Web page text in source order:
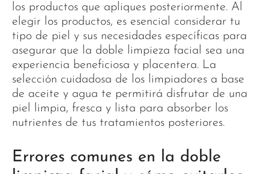
los productos que apliques posteriormente. Al
elegir los productos, es esencial considerar tu
tipo de piel y sus necesidades específicas para
asegurar que la doble limpieza facial sea una
experiencia beneficiosa y placentera. La
selección cuidadosa de los limpiadores a base
de aceite y agua te permitirá disfrutar de una
piel limpia, fresca y lista para absorber los
nutrientes de tus tratamientos posteriores.
Errores comunes en la doble